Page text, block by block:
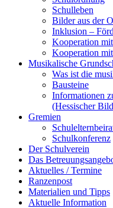
Schulleben
Bilder aus der
Inklusion –
Kooperation
Kooperation
Musikalische
Was ist die
Bausteine
Informationen
(Hessischer
Gremien
Schulkonferenz
Der Schulverein
Das
Aktuelles / Termine
Ranzenpost
Materialien und Tipps
Aktuelle Information